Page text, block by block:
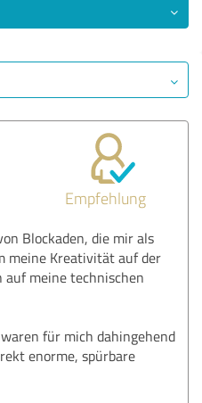
Empfehlung
Blockaden, die mir als
meine Kreativität auf der
auf meine technischen
für mich dahingehend
enorme, spürbare